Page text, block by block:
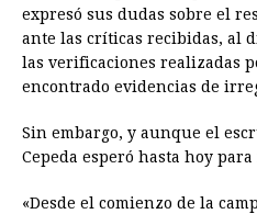
expresó sus dudas sobre el
ante las críticas recibidas, al
las verificaciones realizadas
encontrado evidencias de
Sin embargo, y aunque el
Cepeda esperó hasta hoy
«Desde el comienzo de la